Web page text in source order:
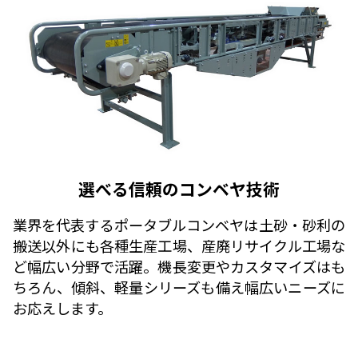
選べる信頼のコンベヤ技術
業界を代表するポータブルコンベヤは土砂・砂利の
搬送以外にも各種生産工場、産廃リサイクル工場な
ど幅広い分野で活躍。機長変更やカスタマイズはも
ちろん、傾斜、軽量シリーズも備え幅広いニーズに
お応えします。